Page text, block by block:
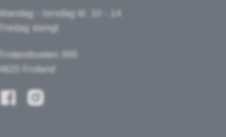
Mandag - torsdag kl. 10 - 14
Fredag stengt
Frolandsveien 995
4820 Froland